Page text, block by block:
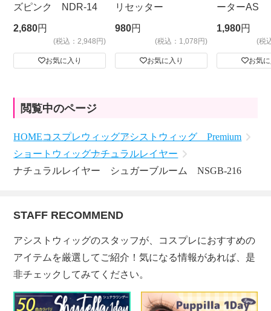
ズピンク NDR-14
2,680円
(税込：2,948円)
お気に入り
リセッター
980円
(税込：1,078円)
お気に入り
ーターAS
ビッグサイ
1,980円
(税
お気
閲覧中のページ
HOMEコスプレウィッグアシストウィッグ Premium
ショートウィッグナチュラルレイヤー
ナチュラルレイヤー シュガーブルーム NSGB-216
STAFF RECOMMEND
アシストウィッグのスタッフが、コスプレにおすすめの
アイテムを厳選してご紹介！気になる情報があれば、是
非チェックしてみてください。